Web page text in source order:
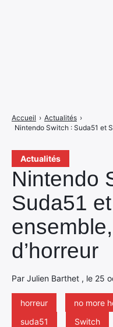
Actualités
Nintendo
Suda51
d’horreur
Par Julien Barthet , le 25
horreur no more
suda51
Switch
Accueil › Actualités ›
Nintendo Switch : Suda51 et